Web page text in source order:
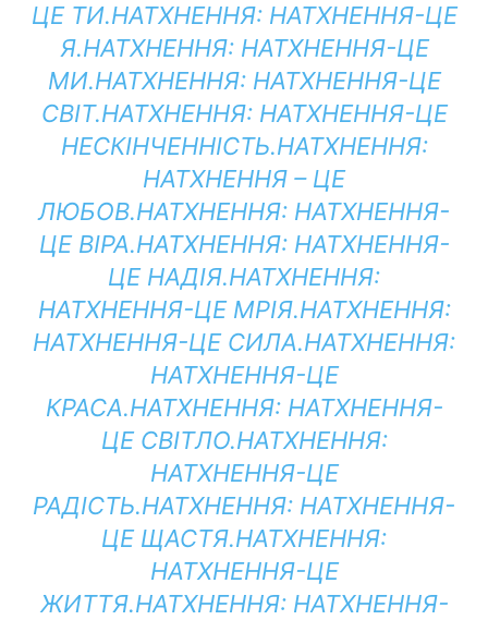
ЦЕ ТИ.НАТХНЕННЯ:НАТХНЕННЯ-ЦЕ
Я.НАТХНЕННЯ:НАТХНЕННЯ-ЦЕ
МИ.НАТХНЕННЯ:НАТХНЕННЯ-ЦЕ
СВІТ.НАТХНЕННЯ:НАТХНЕННЯ-ЦЕ
НЕСКІНЧЕННІСТЬ.НАТХНЕННЯ:
НАТХНЕННЯ – ЦЕ
ЛЮБОВ.НАТХНЕННЯ: НАТХНЕННЯ-
ЦЕ ВІРА.НАТХНЕННЯ:НАТХНЕННЯ-
ЦЕ НАДІЯ.НАТХНЕННЯ:
НАТХНЕННЯ-ЦЕ МРІЯ.НАТХНЕННЯ:
НАТХНЕННЯ-ЦЕ СИЛА.НАТХНЕННЯ:
НАТХНЕННЯ-ЦЕ
КРАСА.НАТХНЕННЯ:НАТХНЕННЯ-
ЦЕ СВІТЛО.НАТХНЕННЯ:
НАТХНЕННЯ-ЦЕ
РАДІСТЬ.НАТХНЕННЯ: НАТХНЕННЯ-
ЦЕ ЩАСТЯ.НАТХНЕННЯ:
НАТХНЕННЯ-ЦЕ
ЖИТТЯ.НАТХНЕННЯ:НАТХНЕННЯ-